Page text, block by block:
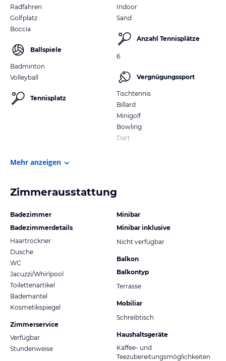
Radfahren
Golfplatz
Boccia
Ballspiele
Badminton
Volleyball
Tennisplatz
Indoor
Sand
Anzahl Tennisplätze
6
Vergnügungssport
Tischtennis
Billard
Minigolf
Bowling
Dart
Mehr anzeigen
Zimmerausstattung
Badezimmer
Badezimmerdetails
Haartrockner
Dusche
WC
Jacuzzi/Whirlpool
Toilettenartikel
Bademantel
Kosmetikspiegel
Zimmerservice
Verfügbar
Stundenweise
Minibar
Minibar inklusive
Nicht verfügbar
Balkon
Balkontyp
Terrasse
Mobiliar
Schreibtisch
Haushaltsgeräte
Kaffee- und
Teezubereitungsmöglichkeiten